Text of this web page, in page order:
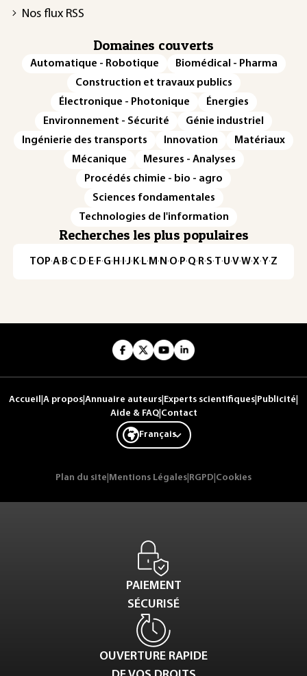
Nos flux RSS
Domaines couverts
Automatique - Robotique
Biomédical - Pharma
Construction et travaux publics
Électronique - Photonique
Énergies
Environnement - Sécurité
Génie industriel
Ingénierie des transports
Innovation
Matériaux
Mécanique
Mesures - Analyses
Procédés chimie - bio - agro
Sciences fondamentales
Technologies de l'information
Recherches les plus populaires
TOP·A·B·C· D· E· F·G· H · ·J· K· L· M · N ·O· P·Q· R·S·T·U·V·W·X·Y·Z
Accueil A propos Annuaire auteurs Experts scientifiques Publicité
Aide & FAQ| Contact
Français
Plan du site Mentions Légales RGPD Cookies
PAIEMENT
SÉCURISÉ
OUVERTURE RAPIDE